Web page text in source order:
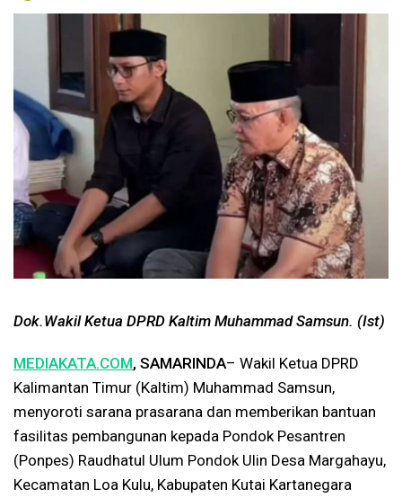
Dok.Wakil Ketua DPRD Kaltim Muhammad Samsun. (Ist)
MEDIAKATA.COM, SAMARINDA– Wakil Ketua DPRD
Kalimantan Timur (Kaltim) Muhammad Samsun,
menyoroti sarana prasarana dan memberikan bantuan
fasilitas pembangunan kepada Pondok Pesantren
(Ponpes) Raudhatul Ulum Pondok Ulin Desa Margahayu,
Kecamatan Loa Kulu, Kabupaten Kutai Kartanegara